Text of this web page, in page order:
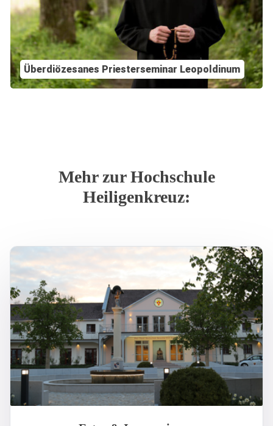
Überdiözesanes Priesterseminar Leopoldinum
Mehr zur Hochschule
Heiligenkreuz: